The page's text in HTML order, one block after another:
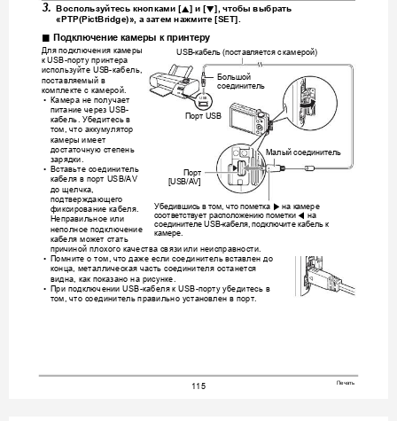
3. Воспользуйтесь кнопками [8] и [2], чтобы выбрать
«PTP(PictBridge)», а затем нажмите [SET].
Подключение камеры к принтеру
Для подключения камеры USB-кабель (поставляется с камерой)
к USB-порту принтера
используйте USB-кабель,
Большой
поставляемый в
соединитель
комплекте с камерой.
USB
• Камера не получает
питание через USB-
Порт USB
кабель. Убедитесь в
том, что аккумулятор
камеры имеет
достаточную степень Малый соединитель
зарядки
•
Вставьте соединитель Порт
кабеля в порт USB/AV [USB/AV]
до щелчка
подтверждающего
Убедившись в том , что пометка 6 на камере
фиксирование кабеля.
соответствует расположению пометки 4 на
Неправильное или
соединителе USB-кабеля, подключите кабель к
неполное подключение камере
кабеля может стать
причиной плохого качества связиили неисправности
• Помните о том, что даже если соединитель вставлен до
конца, металлическая часть соединителя останется
видна как показано на рисунке
•
При подключении USB-кабеля к USB-порту убедитесь в
том
, что соединитель правильно установлен в порт
Печать
115